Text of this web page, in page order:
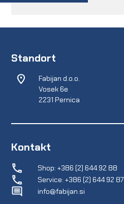
Standort
Fabijan d.o.o.
Vosek 6e
2231 Pernica
Kontakt
Shop: +386 (2) 644 92 88
Service: +386 (2) 644 92 87
info@fabijan.si